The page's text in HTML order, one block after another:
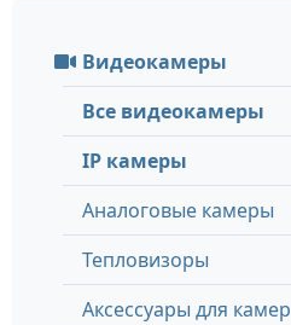
Видеокамеры
Все видеокамеры
IP камеры
Аналоговые камеры
Тепловизоры
Аксессуары для камер